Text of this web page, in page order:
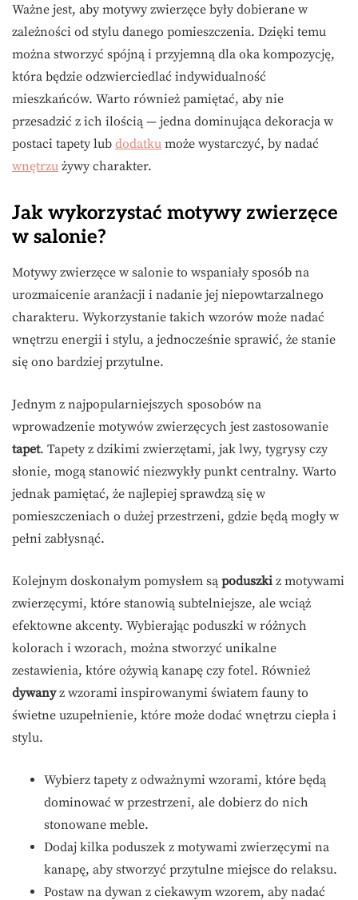
Ważne jest, aby motywy zwierzęce były dobierane w
zależności od stylu danego pomieszczenia. Dzięki temu
można stworzyć spójną i przyjemną dla oka kompozycję,
która będzie odzwierciedlać indywidualność
mieszkańców. Warto również pamiętać, aby nie
przesadzić z ich ilością — jedna dominująca dekoracja w
postaci tapety lub dodatku może wystarczyć, by nadać
wnętrzu żywy charakter.
Jak wykorzystać motywy zwierzęce
w salonie?
Motywy zwierzęce w salonie to wspaniały sposób na
urozmaicenie aranżacji i nadanie jej niepowtarzalnego
charakteru. Wykorzystanie takich wzorów może nadać
wnętrzu energii i stylu, a jednocześnie sprawić, że stanie
się ono bardziej przytulne.
Jednym z najpopularniejszych sposobów na
wprowadzenie motywów zwierzęcych jest zastosowanie
tapet. Tapety z dzikimi zwierzętami, jak lwy, tygrysy czy
słonie, mogą stanowić niezwykły punkt centralny. Warto
jednak pamiętać, że najlepiej sprawdzą się w
pomieszczeniach o dużej przestrzeni, gdzie będą mogły w
pełni zabłysnąć.
Kolejnym doskonałym pomysłem są poduszki z motywami
zwierzęcymi, które stanowią subtelniejsze, ale wciąż
efektowne akcenty. Wybierając poduszki w różnych
kolorach i wzorach, można stworzyć unikalne
zestawienia, które ożywią kanapę czy fotel. Również
dywanyz wzorami inspirowanymi światem fauny to
świetne uzupełnienie, które może dodać wnętrzu ciepła i
stylu.
Wybierz tapety z odważnymi wzorami, które będą
dominować w przestrzeni, ale dobierz do nich
stonowane meble.
Dodaj kilka poduszek z motywami zwierzęcymi na
kanapę, aby stworzyć przytulne miejsce do relaksu.
Postaw na dywan z ciekawym wzorem, aby nadać